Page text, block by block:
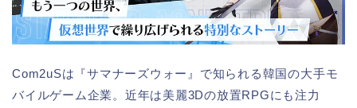
Com2uSは『サマナーズウォー』で知られる韓国の大手モ
バイルゲーム企業。近年は美麗3Dの放置RPGにも注力